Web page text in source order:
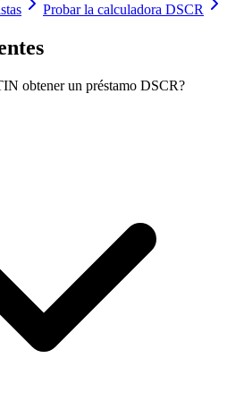
Probar la calculadora DSCR
obtener un préstamo DSCR?